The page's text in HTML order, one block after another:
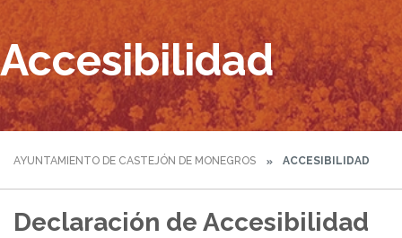
Accesibilidad
AYUNTAMIENTO DE CASTEJÓN DE MONEGROS ACCESIBILIDAD
Declaración de Accesibilidad